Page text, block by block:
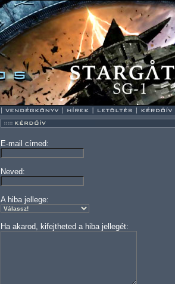
E-mail címed:
Neved:
A hiba jellege:
Ha akarod, kifejtheted a hiba jellegét: